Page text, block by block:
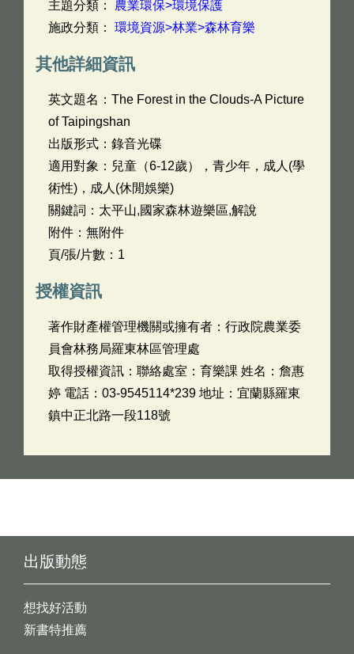
主題分類： 農業環保>環境保護
施政分類： 環境資源>林業>森林育樂
其他詳細資訊
英文題名： The Forest in the Clouds-A Picture
of Taipingshan
出版形式：錄音光碟
適用對象：兒童（6-12歲），青少年，成人(學
術性)，成人(休閒娛樂)
關鍵詞：太平山,國家森林遊樂區,解說
附件：無附件
頁/張/片數：1
授權資訊
著作財產權管理機關或擁有者：行政院農業委
員會林務局羅東林區管理處
取得授權資訊：聯絡處室：育樂課 姓名：詹惠
婷 電話：03-9545114*239 地址：宜蘭縣羅東
鎮中正北路一段118號
出版動態
想找好活動
新書特推薦